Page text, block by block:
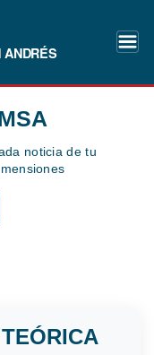
ANDRÉS
noticia de tu